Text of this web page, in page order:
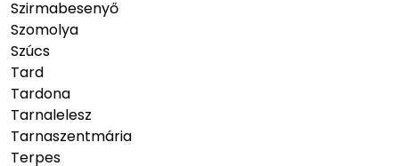
Szirmabesenyő
Szomolya
Szúcs
Tard
Tardona
Tarnalelesz
Tarnaszentmária
Terpes